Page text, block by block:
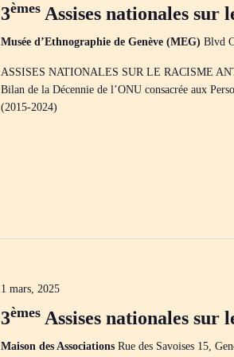
3èmesAssises nationales sur
Musée d’Ethnographie de Genève (MEG) Blvd
ASSISES NATIONALES SUR LE RACISME
Bilan de la Décennie de l’ONU consacrée aux
(2015-2024)
1 mars, 2025
3èmesAssises nationales sur
Maison des Associations Rue des Savoises 15,